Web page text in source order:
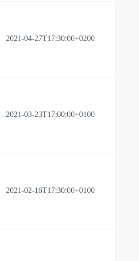
2021-04-27T17:30:00+0200
2021-03-23T17:00:00+0100
2021-02-16T17:30:00+0100